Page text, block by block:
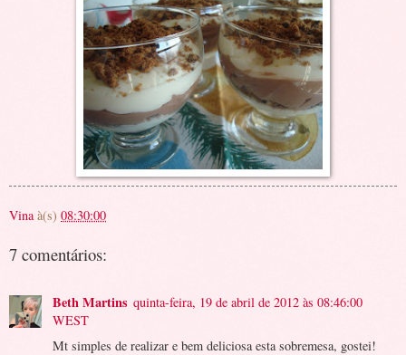
Vina à(s) 08:30:00
7 comentários:
Beth Martins quinta-feira, 19 de abril de 2012 às 08:46:00
WEST
Mt simples de realizar e bem deliciosa esta sobremesa, gostei!